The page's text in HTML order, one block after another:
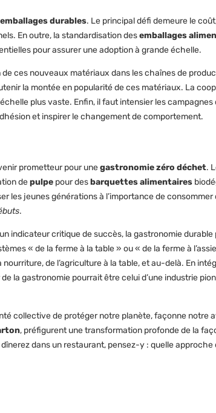
emballages durables. Le principal défi demeure le
En outre, la standardisation desemballages
pour assurer une adoption à grande échelle.
ces nouveaux matériaux dans les chaînes de
la montée en popularité de ces matériaux. La
plus vaste. Enfin, il faut intensier les campagnes
et inspirer le changement de comportement.
prometteur pour unegastronomie zéro déchet.
depulpe pour desbarquettes alimentaires
les jeunes générations à l’importance de
.
indicateur critique de succès, la gastronomie
« de la ferme à la table » ou « de la ferme à
de l’agriculture à la table, et au-delà. En
la gastronomie pourrait être celui d’une industrie
collective de protéger notre planète, façonne notre
, préfigurent une transformation profonde de la
dans un restaurant, pensez-y : quelle